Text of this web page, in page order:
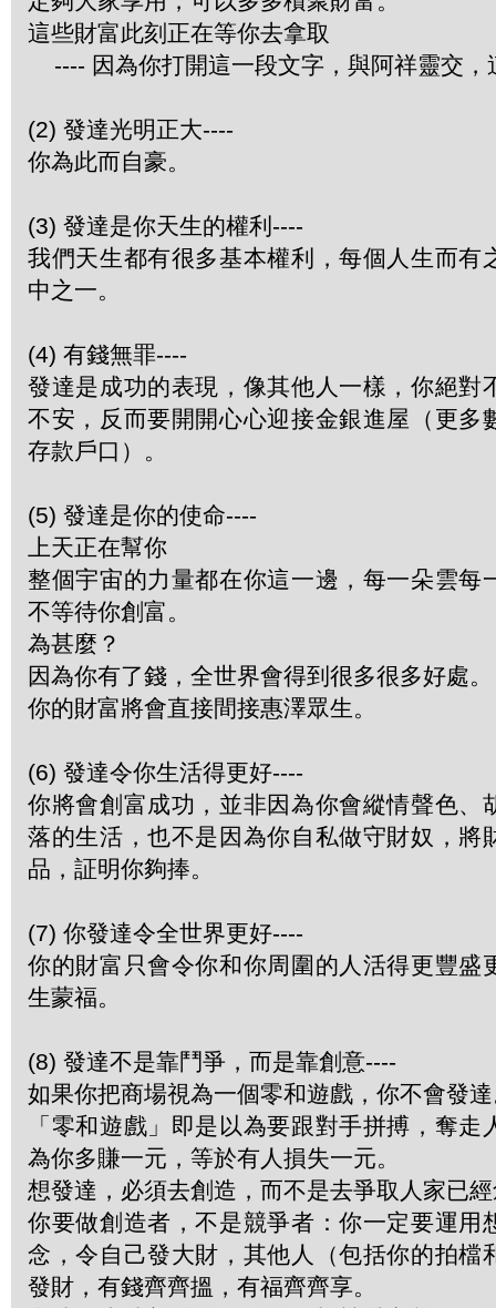
這些財富此刻正在等你去拿取
---- 因為你打開這一段文字，與阿祥靈交，
(2) 發達光明正大----
你為此而自豪。
(3) 發達是你天生的權利----
我們天生都有很多基本權利，每個人生而有
中之一。
(4) 有錢無罪----
發達是成功的表現，像其他人一樣，你絕對
不安，反而要開開心心迎接金銀進屋（更多
存款戶口）。
(5) 發達是你的使命----
上天正在幫你
整個宇宙的力量都在你這一邊，每一朵雲每
不等待你創富。
為甚麼？
因為你有了錢，全世界會得到很多很多好處。
你的財富將會直接間接惠澤眾生。
(6) 發達令你生活得更好----
你將會創富成功，並非因為你會縱情聲色、
落的生活，也不是因為你自私做守財奴，將
品，証明你夠捧。
(7) 你發達令全世界更好----
你的財富只會令你和你周圍的人活得更豐盛
生蒙福。
(8) 發達不是靠鬥爭，而是靠創意----
如果你把商場視為一個零和遊戲，你不會發
「零和遊戲」即是以為要跟對手拼搏，奪走
為你多賺一元，等於有人損失一元。
想發達，必須去創造，而不是去爭取人家已
你要做創造者，不是競爭者：你一定要運用
念，令自己發大財，其他人（包括你的拍檔
發財，有錢齊齊搵，有福齊齊享。